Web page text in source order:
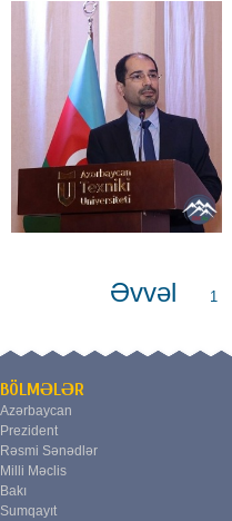
Əvvəl 1
BÖLMƏLƏR
Azərbaycan
Prezident
Rəsmi Sənədlər
Milli Məclis
Bakı
Sumqayıt